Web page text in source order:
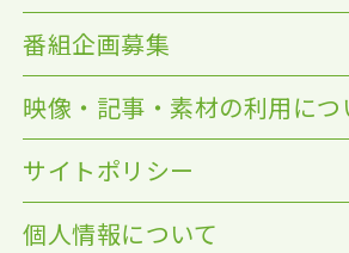
番組企画募集
映像・記事・素材の利用につ
サイトポリシー
個人情報について